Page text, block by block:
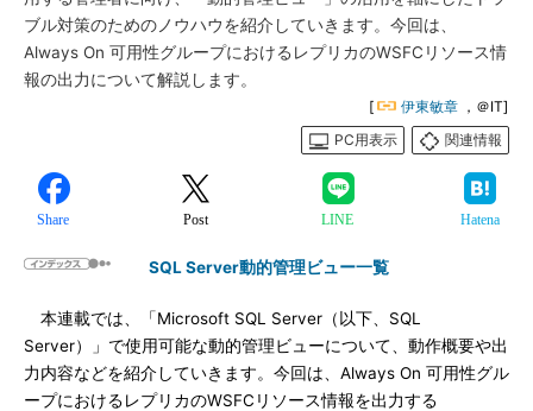
ブル対策のためのノウハウを紹介していきます。今回は、
Always On 可用性グループにおけるレプリカのWSFCリソース情
報の出力について解説します。
[ 伊東敏章 ，＠IT]
PC用表示
関連情報
Share Post LINE Hatena
SQL Server動的管理ビュー一覧
本連載では、「Microsoft SQL Server（以下、SQL
Server）」で使用可能な動的管理ビューについて、動作概要や出
力内容などを紹介していきます。今回は、Always On 可用性グル
ープにおけるレプリカのWSFCリソース情報を出力する